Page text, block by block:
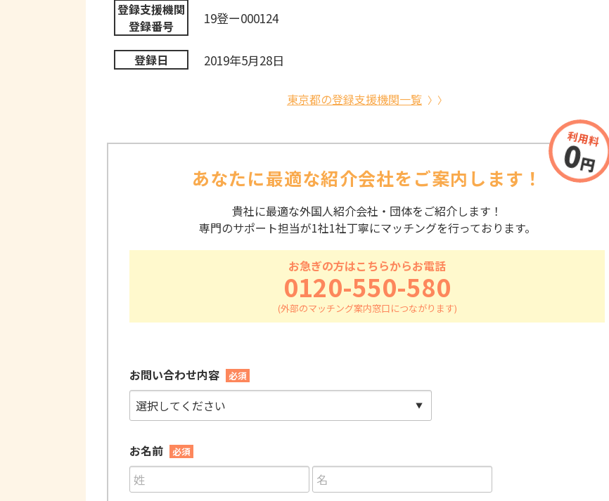
登録支援機関
登録番号
19登ー000124
登録日 2019年5月28日
東京都の登録支援機関一覧
あなたに最適な紹介会社をご案内します！
貴社に最適な外国人紹介会社・団体をご紹介します！
専門のサポート担当が1社1社丁寧にマッチングを行っております。
お急ぎの方はこちらからお電話
0120-550-580
お問い合わせ内容 必須
お名前 必須